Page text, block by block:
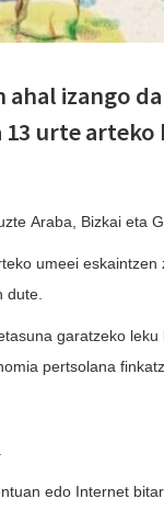
izango
13 urte
Araba, Bizkai eta
umeei eskaintzen
dute.
garatzeko
pertsolana
edo Internet